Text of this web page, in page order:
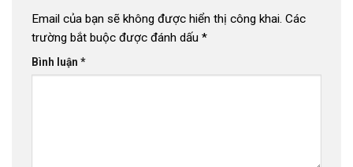
Email của bạn sẽ không được hiển thị công khai. Các
trường bắt buộc được đánh dấu *
Bình luận *